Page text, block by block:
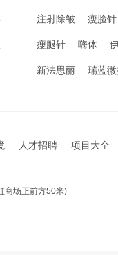
注射除皱 瘦脸针
瘦腿针 嗨体
新法思丽 瑞蓝
人才招聘 项目大全
商场正前方50米)